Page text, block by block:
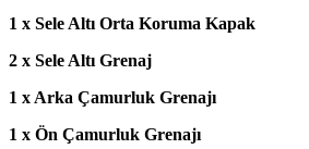
1 x Sele Altı Orta Koruma Kapak
2 x Sele Altı Grenaj
1 x Arka Çamurluk Grenajı
1 x Ön Çamurluk Grenajı